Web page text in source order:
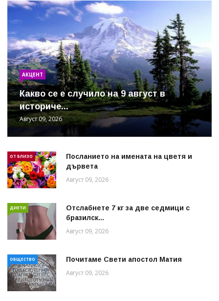
АКЦЕНТ
Какво се е случило на 9 август в
историче...
Август 09, 2026
ОТ БЛИЗО
Посланието на имената на цветя и
дървета
Август 09, 2026
ДИЕТИ
Отслабнете 7 кг за две седмици с
бразилск...
Август 09, 2026
ОБЩЕСТВО Почитаме Свети апостол Матия
Август 09, 2026